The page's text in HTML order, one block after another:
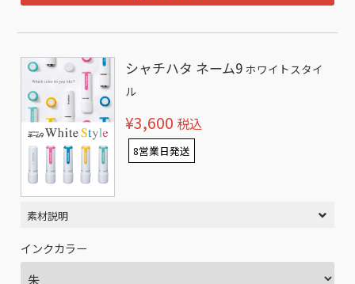
シャチハタ ネーム9 ホワイトスタイ
ル
¥3,600 税込
8営業日発送
素材説明
インクカラー